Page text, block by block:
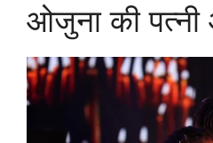
ओजुना की